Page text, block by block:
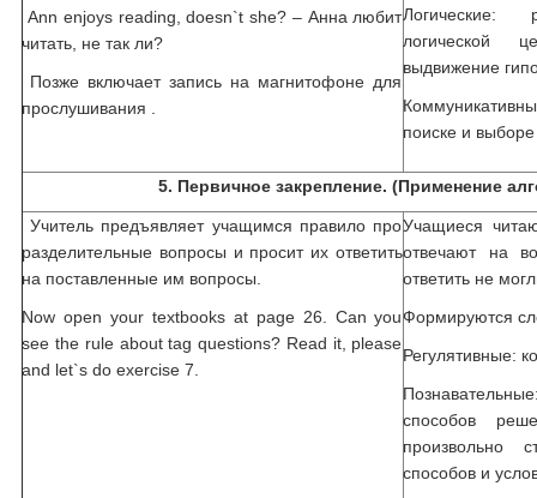
Ann enjoys reading, doesn`t she? – Анна любит
читать, не так ли?
Позже включает запись на магнитофоне для
прослушивания .
Логические:
логической
выдвижение
поиске и
5. Первичное закрепление. (Применение
Учитель предъявляет учащимся правило про
разделительные вопросы и просит их ответить
на поставленные им вопросы.
Now open your textbooks at page 26. Can you
see the rule about tag questions? Read it, please
and let`s do exercise 7.
Учащиеся
отвечают на
ответить не
Формируются
Регулятивные:
способов
произвольно
способов и